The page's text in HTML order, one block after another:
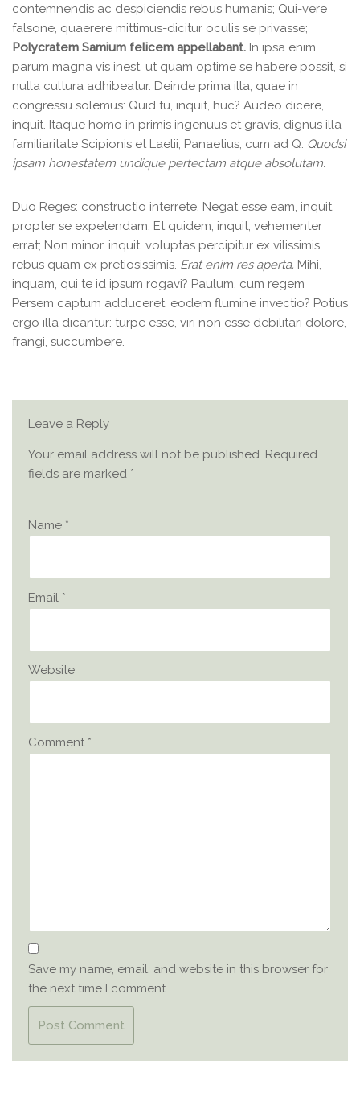
contemnendis ac despiciendis rebus humanis; Qui-vere
falsone, quaerere mittimus-dicitur oculis se privasse;
Polycratem Samium felicem appellabant. In ipsa enim
parum magna vis inest, ut quam optime se habere possit, si
nulla cultura adhibeatur. Deinde prima illa, quae in
congressu solemus: Quid tu, inquit, huc? Audeo dicere,
inquit. Itaque homo in primis ingenuus et gravis, dignus illa
familiaritate Scipionis et Laelii, Panaetius, cum ad Q. Quodsi
ipsam honestatem undique pertectam atque absolutam.
Duo Reges: constructio interrete. Negat esse eam, inquit,
propter se expetendam. Et quidem, inquit, vehementer
errat; Non minor, inquit, voluptas percipitur ex vilissimis
rebus quam ex pretiosissimis. Erat enim res aperta. Mihi,
inquam, qui te id ipsum rogavi? Paulum, cum regem
Persem captum adduceret, eodem flumine invectio? Potius
ergo illa dicantur: turpe esse, viri non esse debilitari dolore,
frangi, succumbere.
Leave a Reply
Your email address will not be published. Required
fields are marked *
Name *
Email *
Website
Comment *
Save my name, email, and website in this browser for
the next time I comment.